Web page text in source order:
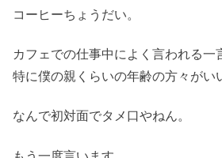
コーヒーちょうだい。
カフェでの仕事中によく言われる一
特に僕の親くらいの年齢の方々がい
なんで初対面でタメ口やねん。